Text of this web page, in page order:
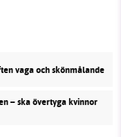
vaga och skönmålande
– ska övertyga kvinnor